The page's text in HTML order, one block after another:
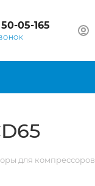
05-165
для компрессоров